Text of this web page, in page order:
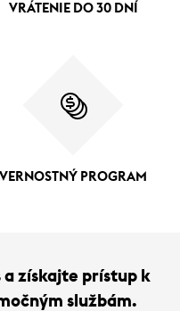
VRÁTENIE DO 30 DNÍ
VERNOSTNÝ PROGRAM
a získajte prístup k
službám.